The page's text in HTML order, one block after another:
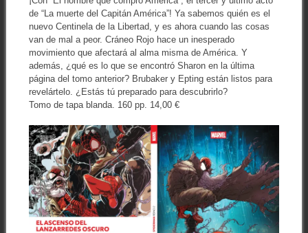
de “La muerte del Capitán América”! Ya sabemos quién es el
nuevo Centinela de la Libertad, y es ahora cuando las cosas
van de mal a peor. Cráneo Rojo hace un inesperado
movimiento que afectará al alma misma de América. Y
además, ¿qué es lo que se encontró Sharon en la última
página del tomo anterior? Brubaker y Epting están listos para
revelártelo. ¿Estás tú preparado para descubrirlo?
Tomo de tapa blanda. 160 pp. 14,00 €